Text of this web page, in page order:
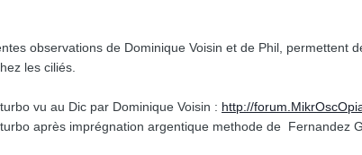
observations de Dominique Voisin et de Phil,
les ciliés.
vu au Dic par Dominique Voisin : http://
après imprégnation argentique methode de Fernandez